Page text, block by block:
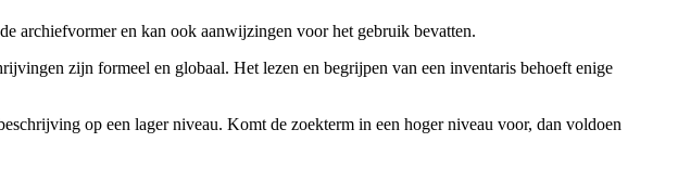
archiefvormer en kan ook aanwijzingen voor het gebruik bevatten.
zijn formeel en globaal. Het lezen en begrijpen van een inventaris behoeft enige
op een lager niveau. Komt de zoekterm in een hoger niveau voor, dan voldoen